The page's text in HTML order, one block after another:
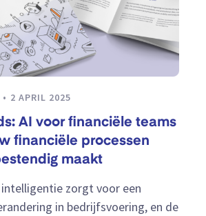
2 APRIL 2025
AI voor financiële teams
financiële processen
maakt
zorgt voor een
in bedrijfsvoering, en de